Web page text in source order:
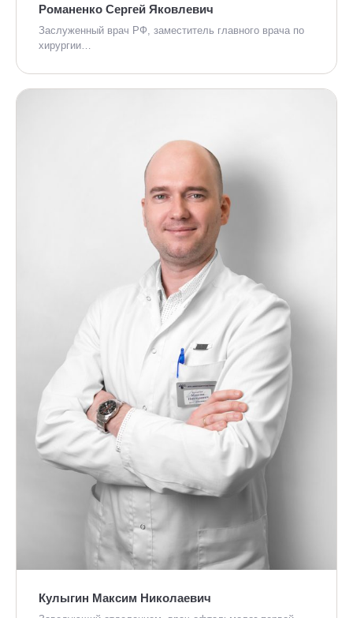
Романенко Сергей Яковлевич
Заслуженный врач РФ, заместитель главного врача по
хирургии…
Кулыгин Максим Николаевич